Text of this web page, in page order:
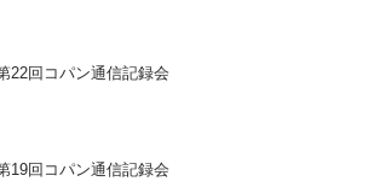
22回コパン通信記録会
19回コパン通信記録会